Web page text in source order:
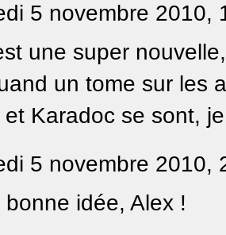
5 novembre 2010,
une super
un tome sur les
et Karadoc se sont,
5 novembre 2010,
bonne idée, Alex !